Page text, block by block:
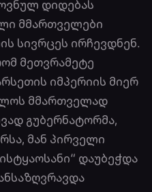
დიდებას
მმართველები
სივრცეს ირჩევდნენ.
მეთვრამეტე
იმპერიის მიერ
მმართველად
გუბერნატორმა,
მან პირველი
დაუბეჭდა